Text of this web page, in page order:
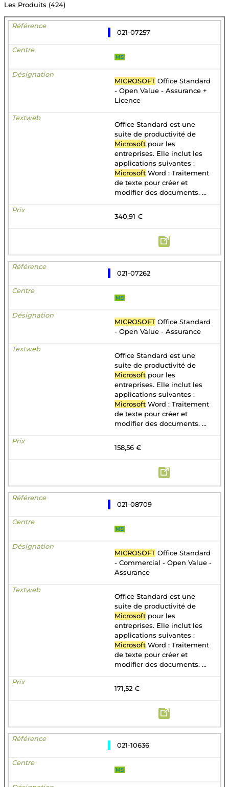
Les Produits (424)
021-07257
MS
MICROSOFT Office Standard
- Open Value - Assurance +
Licence
Office Standard est une
suite de productivité de
Microsoft pour les
entreprises. Elle inclut les
applications suivantes :
Microsoft Word : Traitement
de texte pour créer et
modifier des documents. ...
340,91 €
021-07262
MS
MICROSOFT Office Standard
- Open Value - Assurance
Office Standard est une
suite de productivité de
Microsoft pour les
entreprises. Elle inclut les
applications suivantes :
Microsoft Word : Traitement
de texte pour créer et
modifier des documents. ...
158,56 €
021-08709
MS
MICROSOFT Office Standard
- Commercial - Open Value -
Assurance
Office Standard est une
suite de productivité de
Microsoft pour les
entreprises. Elle inclut les
applications suivantes :
Microsoft Word : Traitement
de texte pour créer et
modifier des documents. ...
171,52 €
021-10636
MS